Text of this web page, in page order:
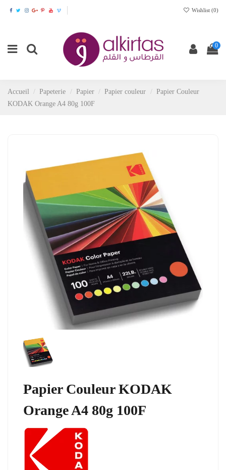
Wishlist (0)
0
Accueil Papeterie Papier Papier couleur
Papier Couleur
KODAK Orange A4 80g 100F
Papier Couleur KODAK
Orange A4 80g 100F